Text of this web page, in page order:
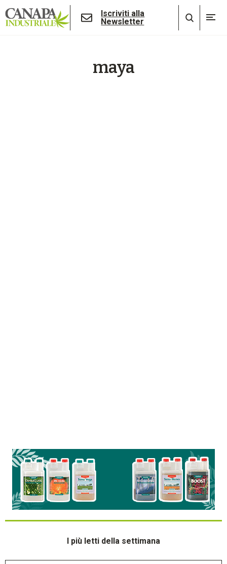
Iscriviti alla
Newsletter
maya
I più letti della settimana